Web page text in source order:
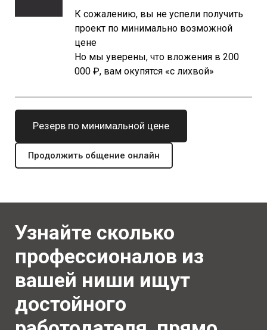
К сожалению, вы не успели получить
проект по минимально возможной
цене
Но мы уверены, что вложения в 200
000 ₽, вам окупятся «с лихвой»
Резерв по минимальной цене
Продолжить общение онлайн
Узнайте сколько
профессионалов из
вашей ниши ищут
достойного